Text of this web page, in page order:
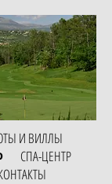
И ВИЛЛЫ
СПА-ЦЕНТР